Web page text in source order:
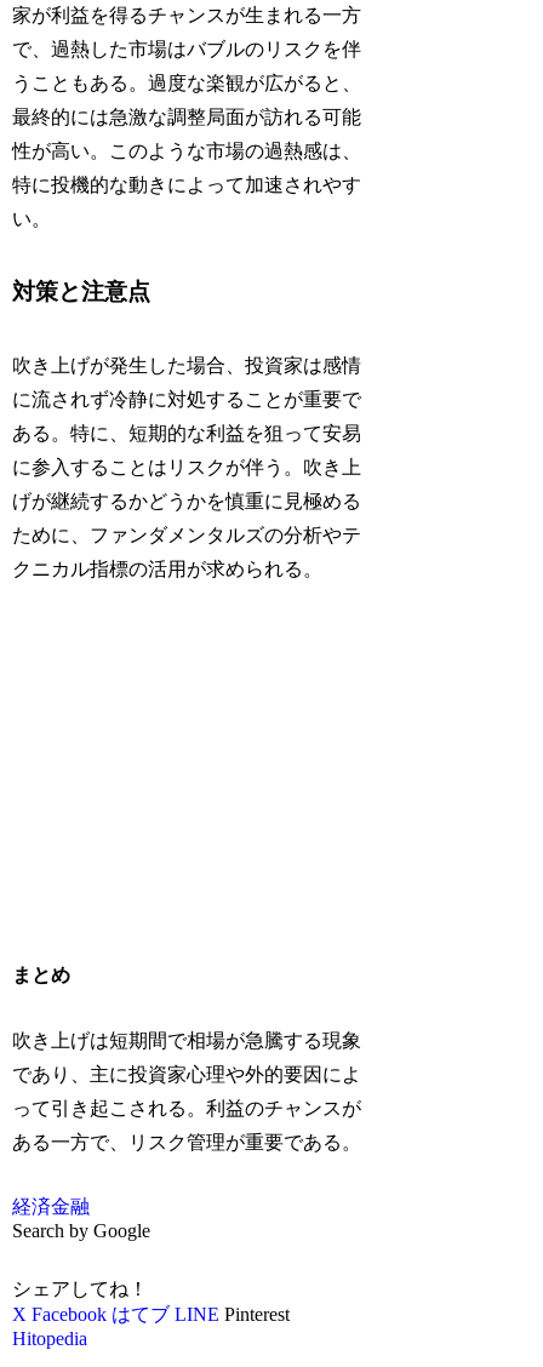
家が利益を得るチャンスが生まれる一方
で、過熱した市場はバブルのリスクを伴
うこともある。過度な楽観が広がると、
最終的には急激な調整局面が訪れる可能
性が高い。このような市場の過熱感は、
特に投機的な動きによって加速されやす
い。
対策と注意点
吹き上げが発生した場合、投資家は感情
に流されず冷静に対処することが重要で
ある。特に、短期的な利益を狙って安易
に参入することはリスクが伴う。吹き上
げが継続するかどうかを慎重に見極める
ために、ファンダメンタルズの分析やテ
クニカル指標の活用が求められる。
まとめ
吹き上げは短期間で相場が急騰する現象
であり、主に投資家心理や外的要因によ
って引き起こされる。利益のチャンスが
ある一方で、リスク管理が重要である。
経済金融
Search by Google
シェアしてね！
X Facebook はてブ LINE Pinterest
Hitopedia